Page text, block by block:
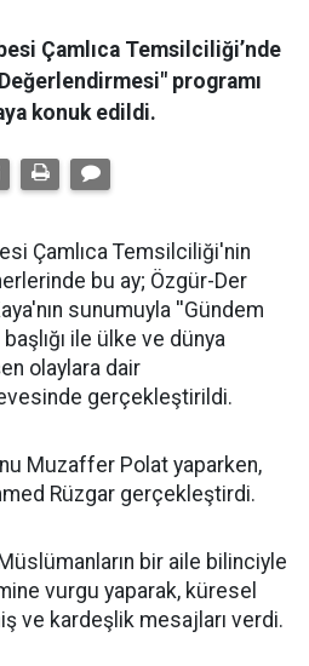
Çamlıca Temsilciliği’nde
programı
konuk edildi.
Çamlıca Temsilciliği'nin
bu ay; Özgür-Der
sunumuyla ''Gündem
ile ülke ve dünya
olaylara dair
gerçekleştirildi.
Muzaffer Polat yaparken,
Rüzgar gerçekleştirdi.
bir aile bilinciyle
vurgu yaparak, küresel
ve kardeşlik mesajları verdi.